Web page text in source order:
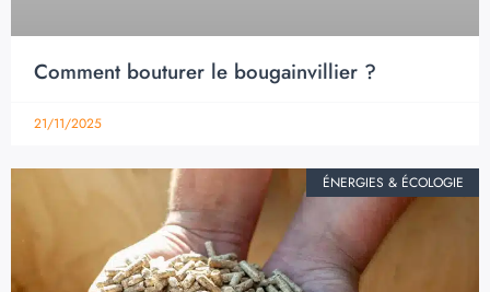
Comment bouturer le bougainvillier ?
21/11/2025
ÉNERGIES & ÉCOLOGIE